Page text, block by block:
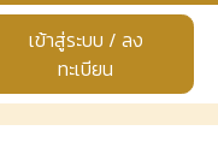
เข้าสู่ระบบ / ลง
ทะเบียน